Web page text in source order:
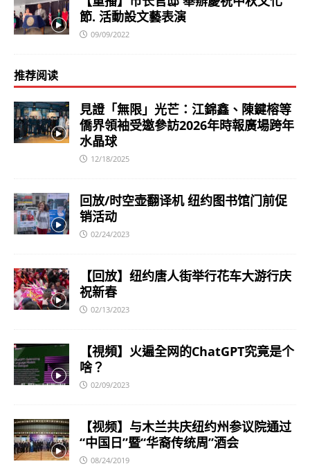
節. 活動設文藝表演
09/09/2022
推荐阅读
見證「無限」光芒：江錦鑫、陳鍵榕等
僑界領袖受邀參訪2026年時報廣場跨年
水晶球
12/18/2025
回放/时空壶翻译机 纽约图书馆门前促
销活动
02/24/2023
【回放】纽约唐人街举行花车大游行庆
祝新春
02/13/2023
【視頻】火遍全网的ChatGPT究竟是个
啥？
02/09/2023
【视频】与木兰共庆纽约州参议院通过
“中国日”暨“华裔传统周”酒会
08/24/2019